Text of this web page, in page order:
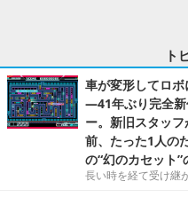
ト
車が変形してロ
―41年ぶり完全新
ー。新旧スタッ
前、たった1人の
の“幻のカセット”
長い時を経て受け継